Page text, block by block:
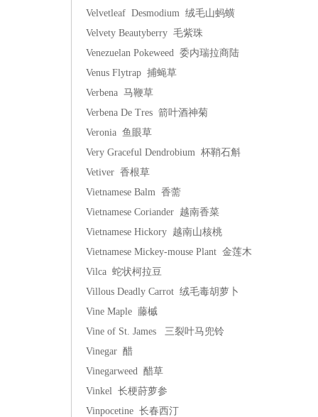
Velvetleaf Desmodium 绒毛山蚂蟥
Velvety Beautyberry 毛紫珠
Venezuelan Pokeweed 委内瑞拉商陆
Venus Flytrap 捕蝇草
Verbena 马鞭草
Verbena De Tres 箭叶酒神菊
Veronia 鱼眼草
Very Graceful Dendrobium 杯鞘石斛
Vetiver 香根草
Vietnamese Balm 香薷
Vietnamese Coriander 越南香菜
Vietnamese Hickory 越南山核桃
Vietnamese Mickey-mouse Plant 金莲木
Vilca 蛇状柯拉豆
Villous Deadly Carrot 绒毛毒胡萝卜
Vine Maple 藤槭
Vine of St. James 三裂叶马兜铃
Vinegar 醋
Vinegarweed 醋草
Vinkel 长梗莳萝参
Vinpocetine 长春西汀